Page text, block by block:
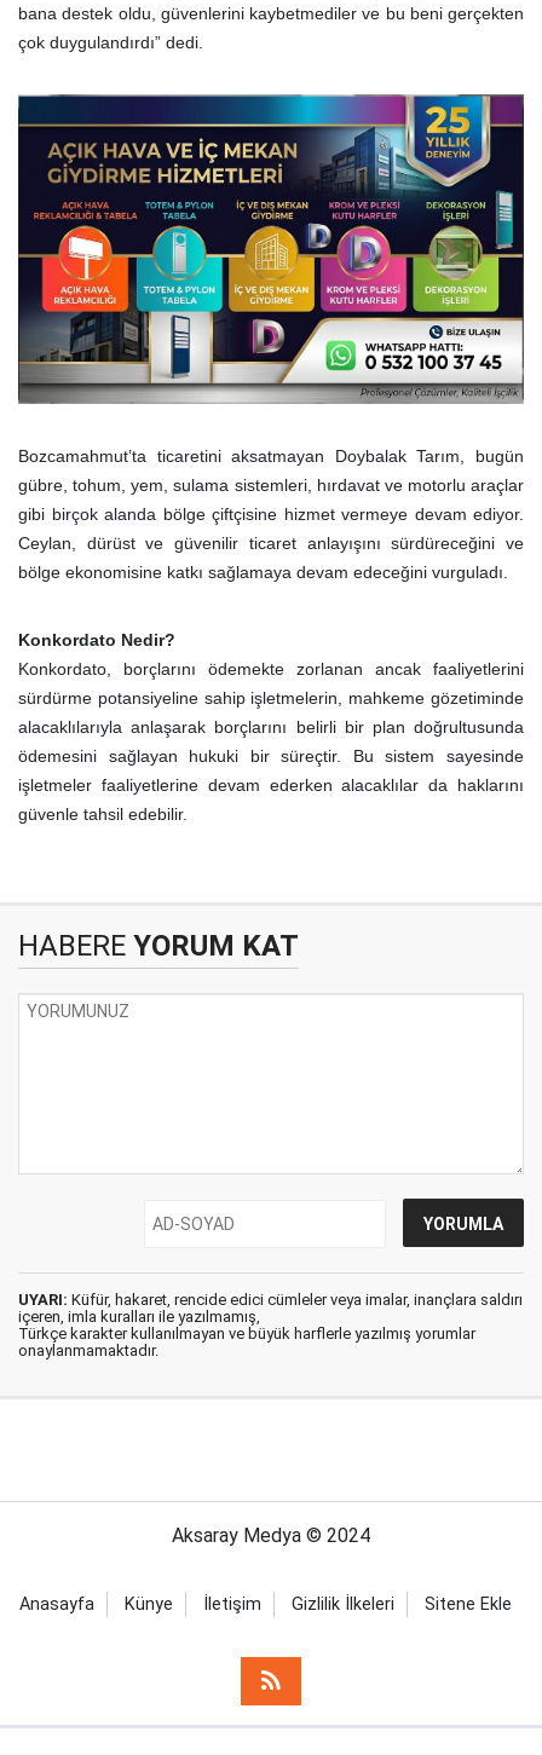
bana destek oldu, güvenlerini kaybetmediler ve bu beni gerçekten
çok duygulandırdı” dedi.
Bozcamahmut’ta ticaretini aksatmayan Doybalak Tarım, bugün
gübre, tohum, yem, sulama sistemleri, hırdavat ve motorlu araçlar
gibi birçok alanda bölge çiftçisine hizmet vermeye devam ediyor.
Ceylan, dürüst ve güvenilir ticaret anlayışını sürdüreceğini ve
bölge ekonomisine katkı sağlamaya devam edeceğini vurguladı.
Konkordato Nedir?
Konkordato, borçlarını ödemekte zorlanan ancak faaliyetlerini
sürdürme potansiyeline sahip işletmelerin, mahkeme gözetiminde
alacaklılarıyla anlaşarak borçlarını belirli bir plan doğrultusunda
ödemesini sağlayan hukuki bir süreçtir. Bu sistem sayesinde
işletmeler faaliyetlerine devam ederken alacaklılar da haklarını
güvenle tahsil edebilir.
HABERE YORUM KAT
UYARI: Küfür, hakaret, rencide edici cümleler veya imalar, inançlara saldırı
içeren, imla kuralları ile yazılmamış,
Türkçe karakter kullanılmayan ve büyük harflerle yazılmış yorumlar
onaylanmamaktadır.
Aksaray Medya © 2024
Anasayfa Künye İletişim Gizlilik İlkeleri Sitene Ekle